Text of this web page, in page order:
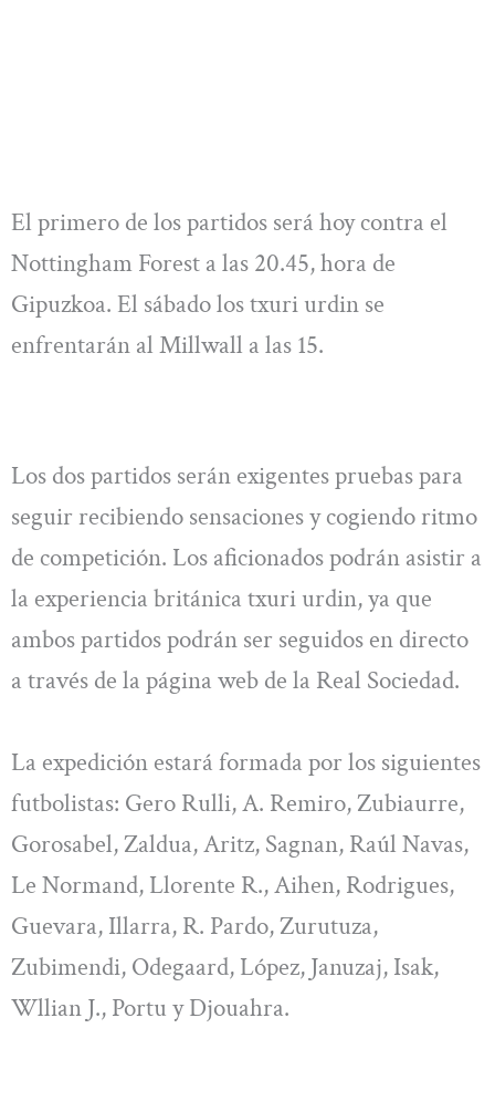
El primero de los partidos será hoy contra el
Nottingham Forest a las 20.45, hora de
Gipuzkoa. El sábado los txuri urdin se
enfrentarán al Millwall a las 15.
Los dos partidos serán exigentes pruebas para
seguir recibiendo sensaciones y cogiendo ritmo
de competición. Los aficionados podrán asistir a
la experiencia británica txuri urdin, ya que
ambos partidos podrán ser seguidos en directo
a través de la página web de la Real Sociedad.
La expedición estará formada por los siguientes
futbolistas: Gero Rulli, A. Remiro, Zubiaurre,
Gorosabel, Zaldua, Aritz, Sagnan, Raúl Navas,
Le Normand, Llorente R., Aihen, Rodrigues,
Guevara, Illarra, R. Pardo, Zurutuza,
Zubimendi, Odegaard, López, Januzaj, Isak,
Wllian J., Portu y Djouahra.